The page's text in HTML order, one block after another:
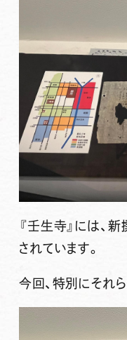
『壬生寺』には、
されています。
今回、特別にそれ